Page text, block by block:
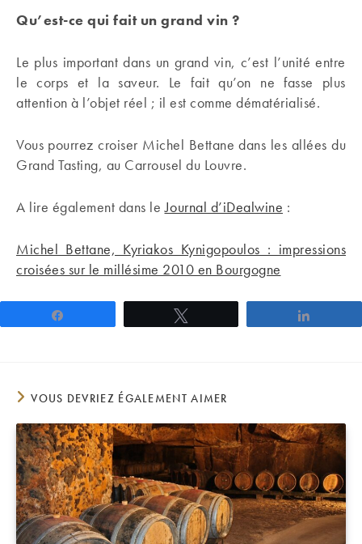
Qu’est-ce qui fait un grand vin ?
Le plus important dans un grand vin, c’est l’unité entre
le corps et la saveur. Le fait qu’on ne fasse plus
attention à l’objet réel ; il est comme dématérialisé.
Vous pourrez croiser Michel Bettane dans les allées du
Grand Tasting, au Carrousel du Louvre.
A lire également dans leJournal d’iDealwine :
Michel Bettane, Kyriakos Kynigopoulos : impressions
croisées sur le millésime 2010 en Bourgogne
VOUS DEVRIEZ ÉGALEMENT AIMER